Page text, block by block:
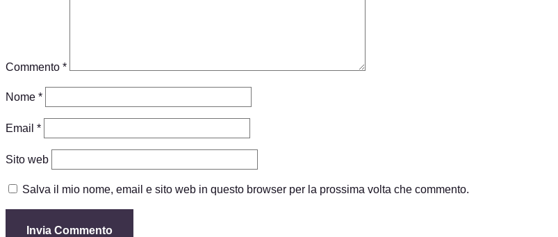
Commento *
Nome *
Email *
Sito web
Salva il mio nome, email e sito web in questo browser per la prossima volta che commento.